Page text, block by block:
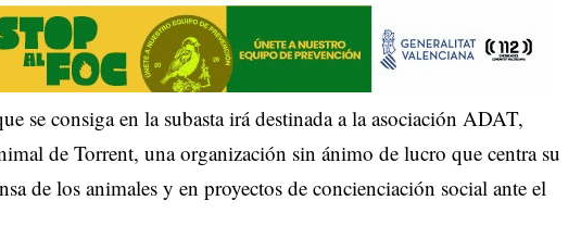
se consiga en la subasta irá destinada a la asociación ADAT,
de Torrent, una organización sin ánimo de lucro que centra su
de los animales y en proyectos de concienciación social ante el